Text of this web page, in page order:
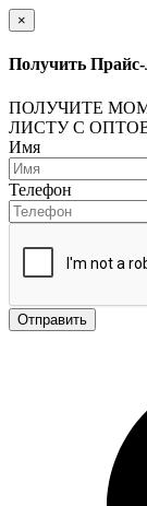
×
Получить Прайс-
ПОЛУЧИТЕ
ЛИСТУ С
Имя
Телефон
Отправить